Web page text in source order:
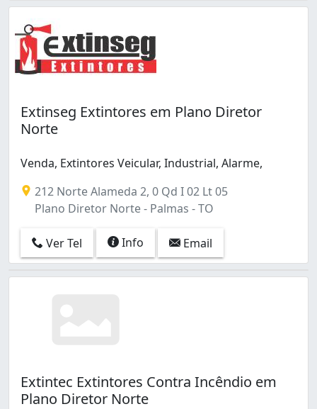
Extinseg Extintores em Plano Diretor
Norte
Venda, Extintores Veicular, Industrial, Alarme,
212 Norte Alameda 2, 0 Qd I 02 Lt 05
Plano Diretor Norte - Palmas - TO
Ver Tel Info Email
Extintec Extintores Contra Incêndio em
Plano Diretor Norte